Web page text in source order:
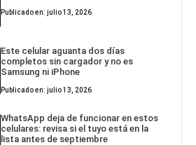
Publicado en: julio 13, 2026
Este celular aguanta dos días
completos sin cargador y no es
Samsung ni iPhone
Publicado en: julio 13, 2026
WhatsApp deja de funcionar en estos
celulares: revisa si el tuyo está en la
lista antes de septiembre